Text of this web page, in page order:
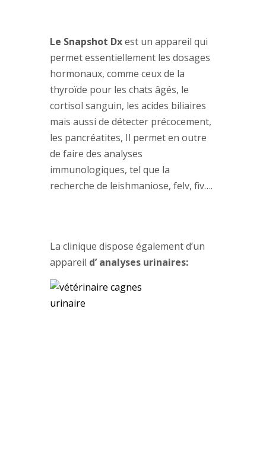
Le Snapshot Dxest un appareil qui
permet essentiellement les dosages
hormonaux, comme ceux de la
thyroïde pour les chats âgés, le
cortisol sanguin, les acides biliaires
mais aussi de détecter précocement,
les pancréatites, Il permet en outre
de faire des analyses
immunologiques, tel que la
recherche de leishmaniose, felv, fiv….
La clinique dispose également d’un
appareil d’ analyses urinaires: